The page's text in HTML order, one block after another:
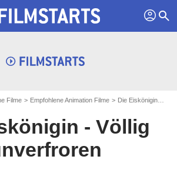
profil search
Filme Empfohlene Animation Filme Die Eiskönigin - Völlig unverfroren
- Völlig